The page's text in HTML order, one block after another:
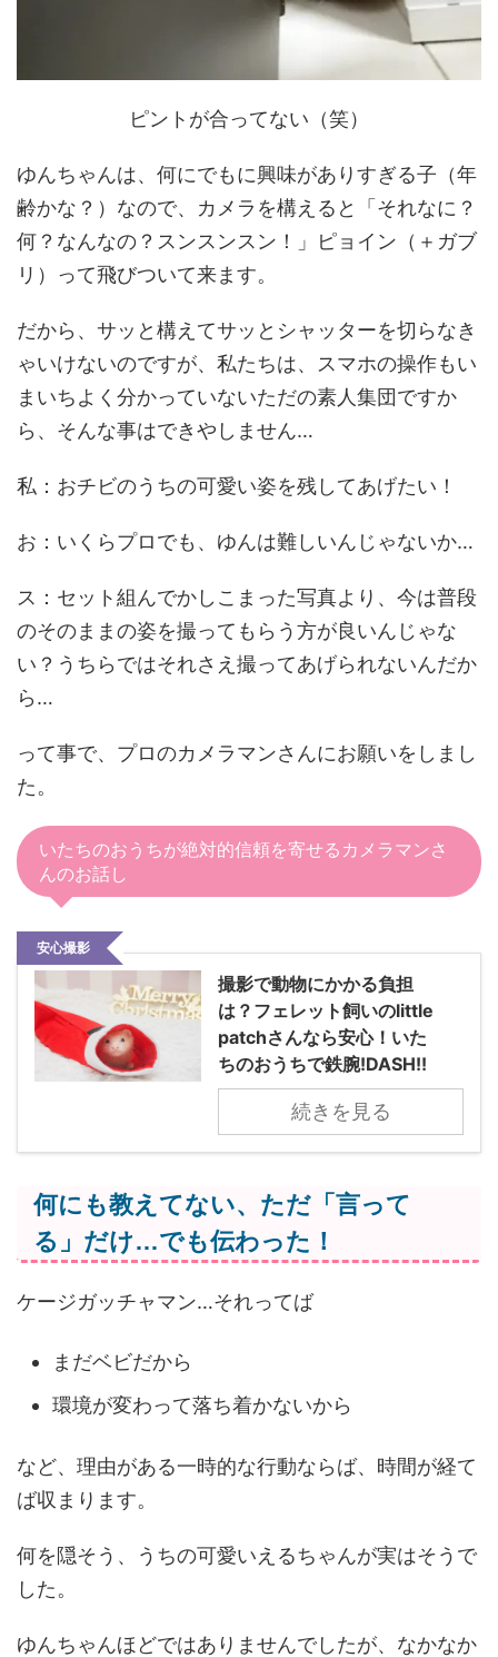
ピントが合ってない（笑）
ゆんちゃんは、何にでもに興味がありすぎる子（年
齢かな？）なので、カメラを構えると「それなに？
何？なんなの？スンスンスン！」ピョイン（＋ガブ
リ）って飛びついて来ます。
だから、サッと構えてサッとシャッターを切らなき
ゃいけないのですが、私たちは、スマホの操作もい
まいちよく分かっていないただの素人集団ですか
ら、そんな事はできやしません…
私：おチビのうちの可愛い姿を残してあげたい！
お：いくらプロでも、ゆんは難しいんじゃないか…
ス：セット組んでかしこまった写真より、今は普段
のそのままの姿を撮ってもらう方が良いんじゃな
い？うちらではそれさえ撮ってあげられないんだか
ら…
って事で、プロのカメラマンさんにお願いをしまし
た。
いたちのおうちが絶対的信頼を寄せるカメラマンさ
んのお話し
安心撮影
撮影で動物にかかる負担
は？フェレット飼いのlittle
patchさんなら安心！いた
ちのおうちで鉄腕!DASH!!
続きを見る
何にも教えてない、ただ「言って
る」だけ…でも伝わった！
ケージガッチャマン…それってば
まだベビだから
環境が変わって落ち着かないから
など、理由がある一時的な行動ならば、時間が経て
ば収まります。
何を隠そう、うちの可愛いえるちゃんが実はそうで
した。
ゆんちゃんほどではありませんでしたが、なかなか